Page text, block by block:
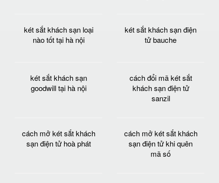
két sắt khách sạn loại
nào tốt tại hà nội
két sắt khách sạn điện
tử bauche
két sắt khách sạn
goodwill tại hà nội
cách đổi mã két sắt
khách sạn điện tử
sanzil
cách mở két sắt khách
sạn điện tử hoà phát
cách mở két sắt khách
sạn điện tử khi quên
mã số